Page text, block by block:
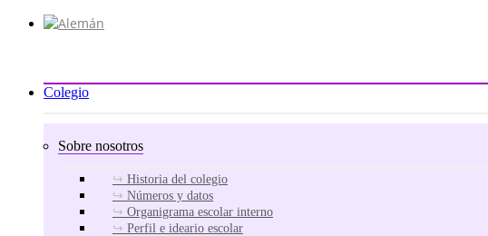
Colegio
Sobre nosotros
Historia del colegio
Números y datos
Organigrama escolar interno
Perfil e ideario escolar